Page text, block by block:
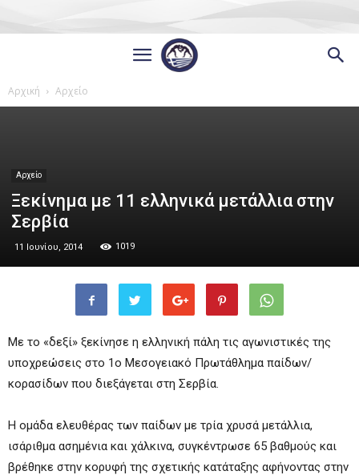
Αρχική Αρχείο
Αρχείο
Ξεκίνημα με 11 ελληνικά μετάλλια στην
Σερβία
11 Ιουνίου, 2014 1019
Με το «δεξί» ξεκίνησε η ελληνική πάλη τις αγωνιστικές της
υποχρεώσεις στο 1ο Μεσογειακό Πρωτάθλημα παίδων/
κορασίδων που διεξάγεται στη Σερβία.
Η ομάδα ελευθέρας των παίδων με τρία χρυσά μετάλλια,
ισάριθμα ασημένια και χάλκινα, συγκέντρωσε 65 βαθμούς και
βρέθηκε στην κορυφή της σχετικής κατάταξης αφήνοντας στην